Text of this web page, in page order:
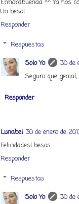
Enhorabuenaa ^^ Ya nos
Un beso!
Responder
Respuestas
Solo Yo
30 de
Seguro que
Responder
Lunabel 30 de enero de
Felicidades! besos
Responder
Respuestas
Solo Yo
30 de